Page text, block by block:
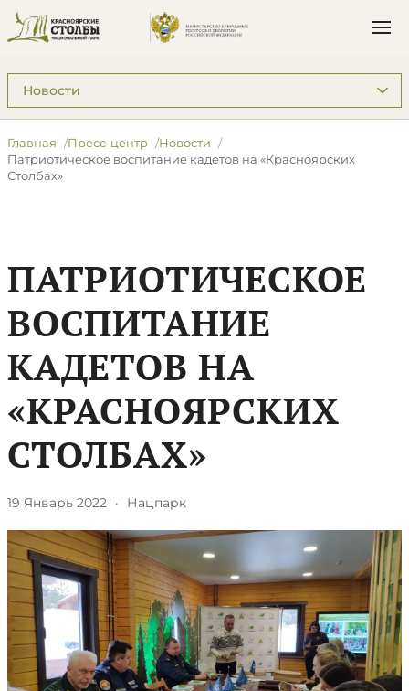
Подразделы: Пресс-центр
Главная Пресс-центр
Новости
Патриотическое воспитание кадетов на «Красноярских
Столбах»
ПАТРИОТИЧЕСКОЕ
ВОСПИТАНИЕ
КАДЕТОВ НА
«КРАСНОЯРСКИХ
СТОЛБАХ»
19 Январь 2022 · Нацпарк